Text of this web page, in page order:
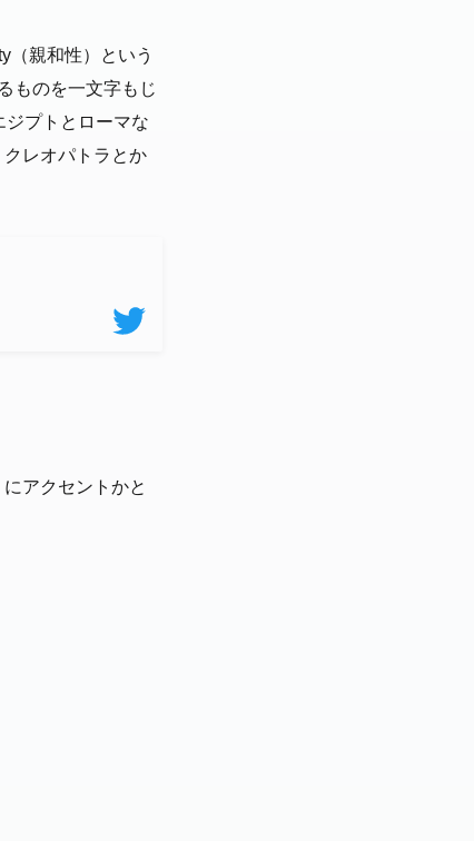
（親和性）という
ものを一文字もじ
プトとローマな
レオパトラとか
アクセントかと